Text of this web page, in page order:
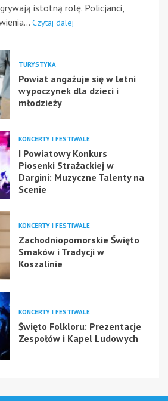
istotną rolę. Policjanci,
Czytaj dalej
TURYSTYKA
Powiat angażuje się w letni
wypoczynek dla dzieci i
młodzieży
KONCERTY I FESTIWALE
I Powiatowy Konkurs
Piosenki Strażackiej w
Dargini: Muzyczne Talenty na
Scenie
KONCERTY I FESTIWALE
Zachodniopomorskie Święto
Smaków i Tradycji w
Koszalinie
KONCERTY I FESTIWALE
Święto Folkloru: Prezentacje
Zespołów i Kapel Ludowych